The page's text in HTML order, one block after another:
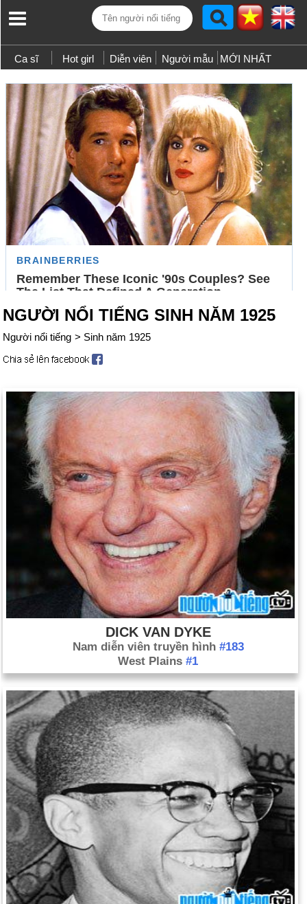
Ca sĩ Hot girl Diễn viên Người mẫu MỚI NHẤT
NGƯỜI NỔI TIẾNG SINH NĂM 1925
Người nổi tiếng > Sinh năm 1925
DICK VAN DYKE
Nam diễn viên truyền hình #183
West Plains #1